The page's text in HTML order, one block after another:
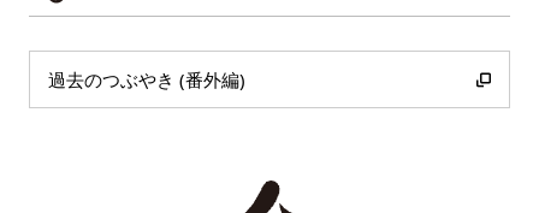
過去のつぶやき (番外編)